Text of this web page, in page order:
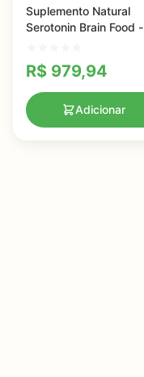
Suplemento Natural
Serotonin Brain Food -
R$ 979,94
Adicionar